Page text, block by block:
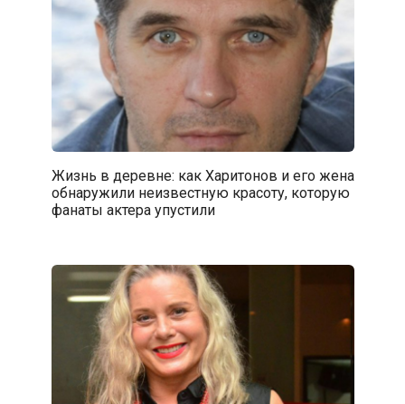
Жизнь в деревне: как Харитонов и его жена
обнаружили неизвестную красоту, которую
фанаты актера упустили